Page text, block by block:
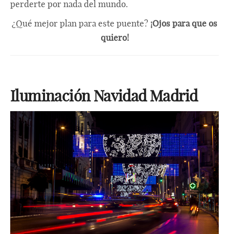
perderte por nada del mundo.
¿Qué mejor plan para este puente? ¡Ojos para que os
quiero!
Iluminación Navidad Madrid